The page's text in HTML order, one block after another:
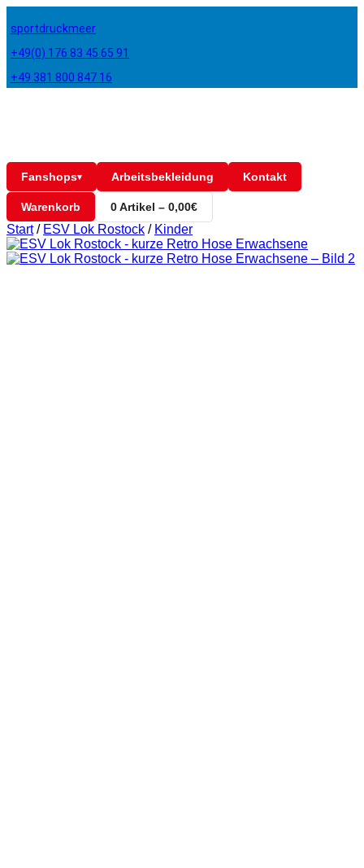
sportdruckmeer
+49(0) 176 83 45 65 91
+49 381 800 847 16
Fanshops▾ Arbeitsbekleidung Kontakt
Warenkorb 0 Artikel – 0,00€
Start / ESV Lok Rostock / Kinder